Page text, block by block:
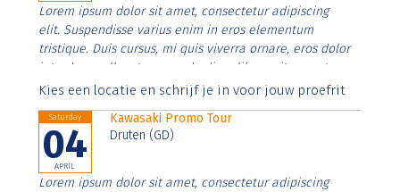
Lorem ipsum dolor sit amet, consectetur adipiscing
elit. Suspendisse varius enim in eros elementum
tristique. Duis cursus, mi quis viverra ornare, eros dolor
interdum nulla, ut commodo diam libero vitae erat.
Aenean faucibus nibh et justo cursus id rutrum lorem
Kies een locatie en schrijf je in voor jouw proefrit
Saturday
04
APRIL
Kawasaki Promo Tour
Druten (GD)
Lorem ipsum dolor sit amet, consectetur adipiscing